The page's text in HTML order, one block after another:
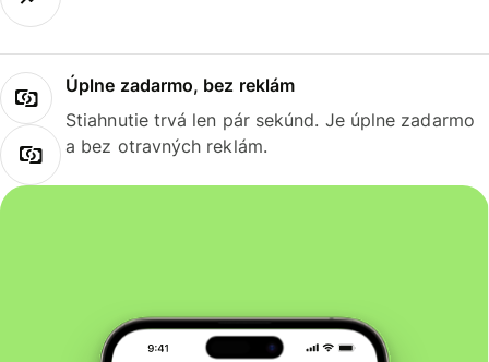
Úplne zadarmo, bez reklám
Stiahnutie trvá len pár sekúnd. Je úplne zadarmo
a bez otravných reklám.